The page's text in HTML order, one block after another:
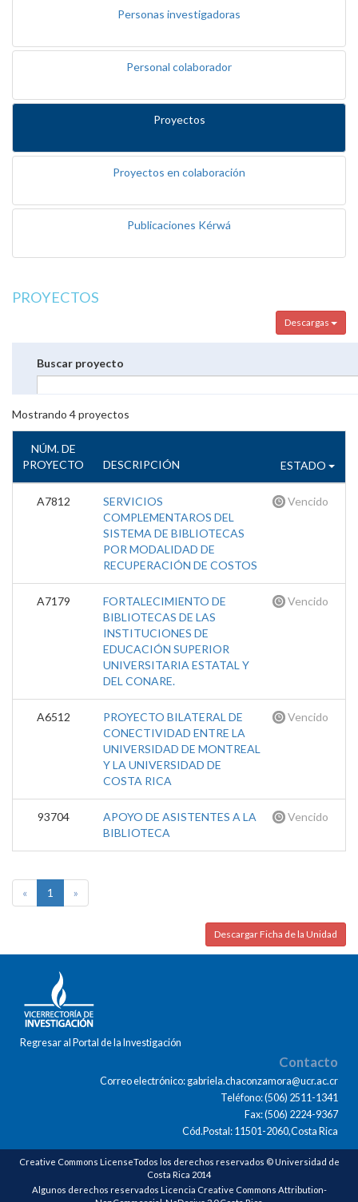
Personas investigadoras
Personal colaborador
Proyectos
Proyectos en colaboración
Publicaciones Kérwá
PROYECTOS
Descargas
Buscar proyecto
Mostrando 4proyectos
NÚM. DE
PROYECTO
DESCRIPCIÓN ESTADO
A7812
SERVICIOS
COMPLEMENTAROS DEL
SISTEMA DE BIBLIOTECAS
POR MODALIDAD DE
RECUPERACIÓN DE COSTOS
Vencido
A7179
FORTALECIMIENTO DE
BIBLIOTECAS DE LAS
INSTITUCIONES DE
EDUCACIÓN SUPERIOR
UNIVERSITARIA ESTATAL Y
DEL CONARE.
Vencido
A6512
PROYECTO BILATERAL DE
CONECTIVIDAD ENTRE LA
UNIVERSIDAD DE MONTREAL
Y LA UNIVERSIDAD DE
COSTA RICA
Vencido
93704
APOYO DE ASISTENTES A LA
BIBLIOTECA
Vencido
« 1 »
Descargar Ficha de la Unidad
Regresar al Portal de la Investigación
Contacto
Correo electrónico: gabriela.chaconzamora@ucr.ac.cr
Teléfono: (506) 2511-1341
Fax: (506) 2224-9367
Cód.Postal: 11501-2060,Costa Rica
Creative Commons LicenseTodos los derechos reservados © Universidad de
Costa Rica 2014
Algunos derechos reservados Licencia Creative Commons Attribution-